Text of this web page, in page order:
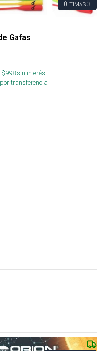
ÚLTIMAS 3
Gafas
$998sin interés
por transferencia.